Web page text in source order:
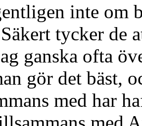
inte om
tycker de
ganska ofta
gör det bäst,
med har